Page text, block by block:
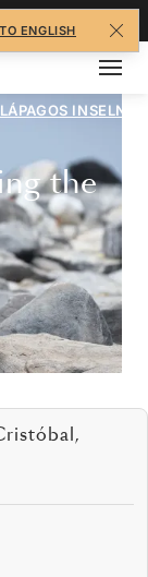
ENGLISH
INSELN
the